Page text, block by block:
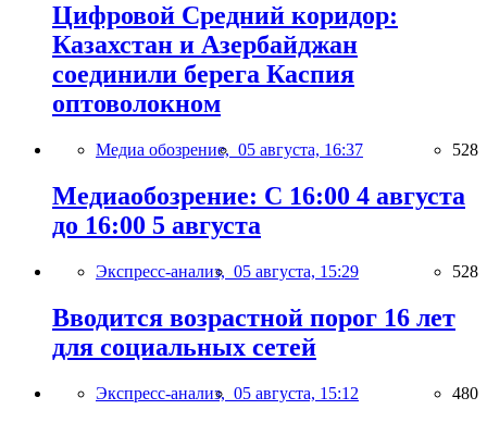
Цифровой Средний коридор:
Казахстан и Азербайджан
соединили берега Каспия
оптоволокном
Медиа обозрение, 05 августа, 16:37 528
Медиаобозрение: С 16:00 4 августа
до 16:00 5 августа
Экспресс-анализ, 05 августа, 15:29 528
Вводится возрастной порог 16 лет
для социальных сетей
Экспресс-анализ, 05 августа, 15:12 480